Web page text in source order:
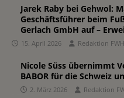
Jarek Raby bei Gehwol:
Geschäftsführer beim
Gerlach GmbH auf –
15. April 2026 Redaktion
Nicole Süss übernimmt
BABOR für die Schweiz
2. März 2026 Redaktion